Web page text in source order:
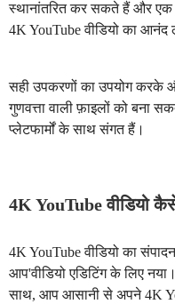
स्थानांतरित कर सकते हैं और एक
4K YouTube वीडियो का
सही उपकरणों का उपयोग करके
गुणवत्ता वाली फ़ाइलों को बना
प्लेटफार्मों के साथ संगत हैं।
4K YouTube वीडियो
4K YouTube वीडियो का
आप'वीडियो एडिटिंग के लिए
साथ, आप आसानी से अपने 4K